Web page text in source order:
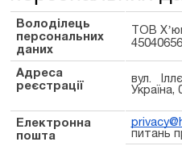
Володілець
персональних
даних
ТОВ
45040656
Адреса
реєстрації
вул.
Україна,
Електронна
пошта
питань